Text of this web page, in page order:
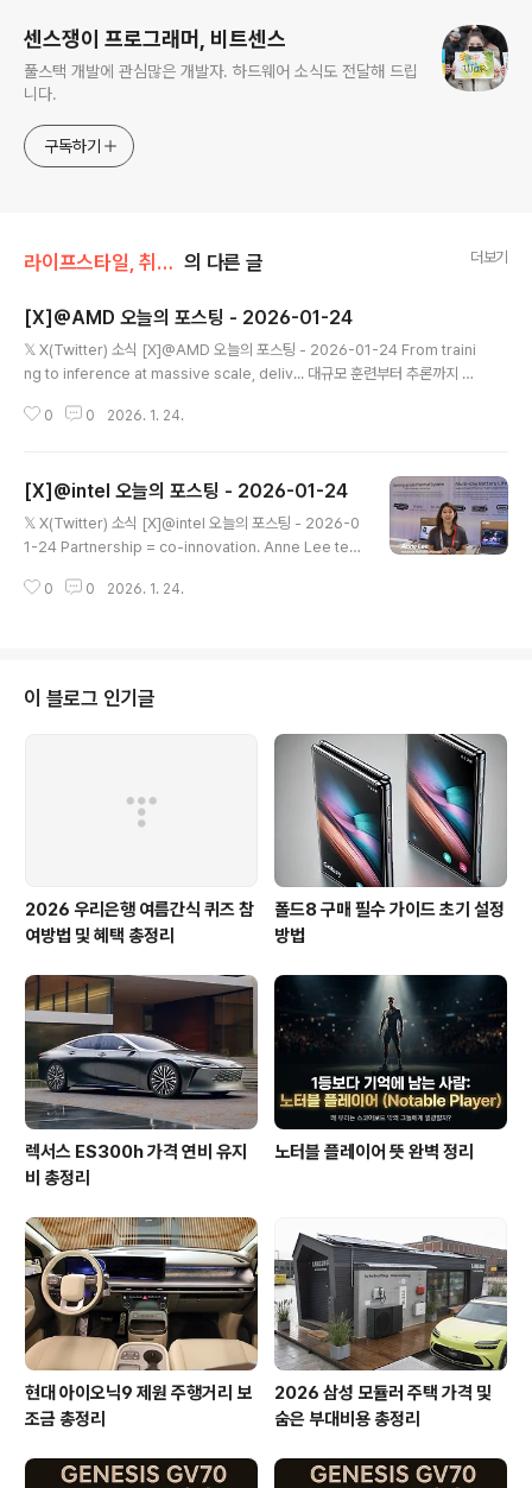
센스쟁이 프로그래머, 비트센스
풀스택 개발에 관심많은 개발자. 하드웨어 소식도 전달해 드립
니다.
구독하기
라이프스타일, 취미생활 의 다른 글 더보기
[X]@AMD 오늘의 포스팅 - 2026-01-24
𝕏 X(Twitter) 소식 [X]@AMD 오늘의 포스팅 - 2026-01-24 From traini
ng to inference at massive scale, deliv... 대규모 훈련부터 추론까지 AI
습니다.AMD와 @오픈AI Instinct MI455X 및 Helios와 같은 하드웨어를 AI
0 0 2026. 1. 24.
[X]@intel 오늘의 포스팅 - 2026-01-24
𝕏 X(Twitter) 소식 [X]@intel 오늘의 포스팅 - 2026-0
1-24 Partnership = co-innovation. Anne Lee tell
는 방법 @msitweets Intel과 Intel은 함께 협력하여 #In
urs of battery life?... 얇고 가벼우며 배터리 수명이 20
시간 이상인가요? 앤 리 출신 @msitweets ..
0 0 2026. 1. 24.
이 블로그 인기글
2026 우리은행 여름간식 퀴즈 참
여방법 및 혜택 총정리
폴드8 구매 필수 가이드 초기 설정
방법
렉서스 ES300h 가격 연비 유지
비 총정리
노터블 플레이어 뜻 완벽 정리
현대 아이오닉9 제원 주행거리 보
조금 총정리
2026 삼성 모듈러 주택 가격 및
숨은 부대비용 총정리